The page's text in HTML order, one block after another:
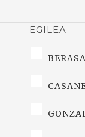
EGILEA